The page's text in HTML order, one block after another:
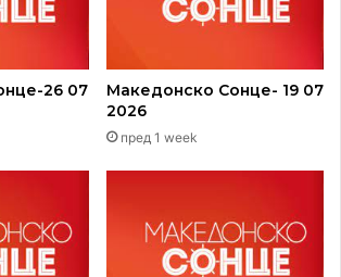
Mirović Makedonija
Nacionalni savet
Bužarovska TV emisija
Македонија
Македонско сонце
26 07
Македонско Сонце- 19 07
2026
пред 1 week